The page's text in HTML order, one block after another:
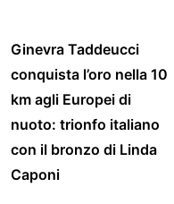
Ginevra Taddeucci
conquista l’oro nella 10
km agli Europei di
nuoto: trionfo italiano
con il bronzo di Linda
Caponi